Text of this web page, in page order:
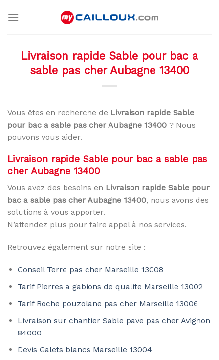
Livraison rapide Sable pour bac a
sable pas cher Aubagne 13400
Vous êtes en recherche de Livraison rapide Sable
pour bac a sable pas cher Aubagne 13400 ? Nous
pouvons vous aider.
Livraison rapide Sable pour bac a sable pas
cher Aubagne 13400
Vous avez des besoins en Livraison rapide Sable pour
bac a sable pas cher Aubagne 13400, nous avons des
solutions à vous apporter.
N’attendez plus pour faire appel à nos services.
Retrouvez également sur notre site :
Conseil Terre pas cher Marseille 13008
Tarif Pierres a gabions de qualite Marseille 13002
Tarif Roche pouzolane pas cher Marseille 13006
Livraison sur chantier Sable pave pas cher Avignon
84000
Devis Galets blancs Marseille 13004